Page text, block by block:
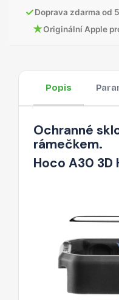
✓Doprava zdarma od
★Originální Apple
Popis
Ochranné
rámečkem.
Hoco A30 3D